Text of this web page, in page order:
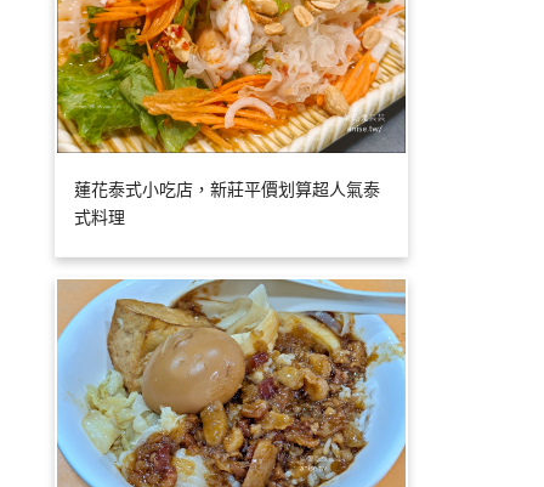
蓮花泰式小吃店，新莊平價划算超人氣泰
式料理